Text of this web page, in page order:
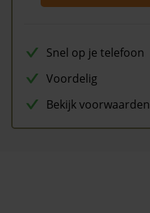
Snel op je telefoon
Voordelig
Bekijk voorwaarden